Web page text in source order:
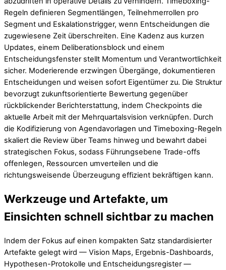
Regeln definieren Segmentlängen, Teilnehmerrollen pro
Segment und Eskalationstrigger, wenn Entscheidungen die
zugewiesene Zeit überschreiten. Eine Kadenz aus kurzen
Updates, einem Deliberationsblock und einem
Entscheidungsfenster stellt Momentum und Verantwortlichkeit
sicher. Moderierende erzwingen Übergänge, dokumentieren
Entscheidungen und weisen sofort Eigentümer zu. Die Struktur
bevorzugt zukunftsorientierte Bewertung gegenüber
rückblickender Berichterstattung, indem Checkpoints die
aktuelle Arbeit mit der Mehrquartalsvision verknüpfen. Durch
die Kodifizierung von Agendavorlagen und Timeboxing-Regeln
skaliert die Review über Teams hinweg und bewahrt dabei
strategischen Fokus, sodass Führungsebene Trade-offs
offenlegen, Ressourcen umverteilen und die
richtungsweisende Überzeugung effizient bekräftigen kann.
Werkzeuge und Artefakte, um
Einsichten schnell sichtbar zu machen
Indem der Fokus auf einen kompakten Satz standardisierter
Artefakte gelegt wird — Vision Maps, Ergebnis-Dashboards,
Hypothesen-Protokolle und Entscheidungsregister —